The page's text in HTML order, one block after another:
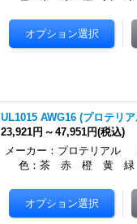
UL1015 AWG16 (プロテリ
23,921円 ～ 47,951円(税込)
メーカー：プロテリアル
色：茶 赤 橙 黄 緑